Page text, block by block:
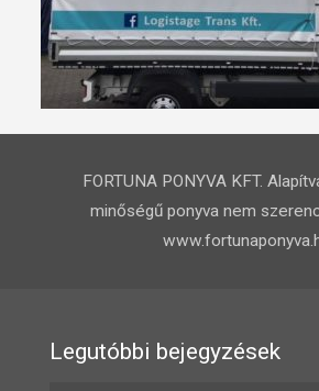
FORTUNA PONYVA KFT.
minőségű ponyva nem
Legutóbbi bejegyzések